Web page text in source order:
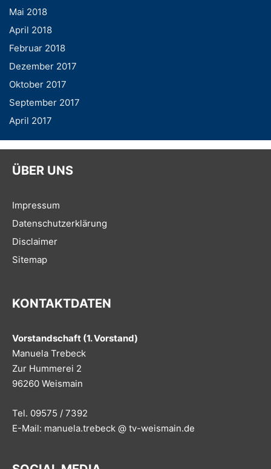
Mai 2018
April 2018
Februar 2018
Dezember 2017
Oktober 2017
September 2017
April 2017
ÜBER UNS
Impressum
Datenschutzerklärung
Disclaimer
Sitemap
KONTAKTDATEN
Vorstandschaft (1. Vorstand)
Manuela Trebeck
Zur Hummerei 2
96260 Weismain
Tel. 09575 / 7392
E-Mail: manuela.trebeck @ tv-weismain.de